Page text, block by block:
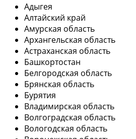
Адыгея
Алтайский край
Амурская область
Архангельская область
Астраханская область
Башкортостан
Белгородская область
Брянская область
Бурятия
Владимирская область
Волгоградская область
Вологодская область